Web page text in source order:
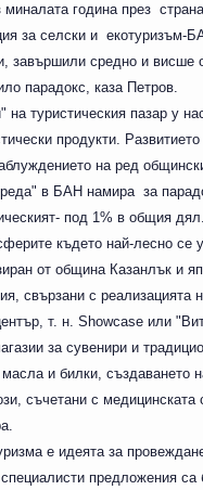
година през
за селски и екотуризъм-
завършили средно и
парадокс, каза Петров.
туристическия пазар у
продукти.
на ред
в БАН намира за
под 1% в общия
където най-лесно
от община Казанлък и
свързани с
т. н. Showcase или
за сувенири и
и билки, създаването
съчетани с
е идеята за
предложения